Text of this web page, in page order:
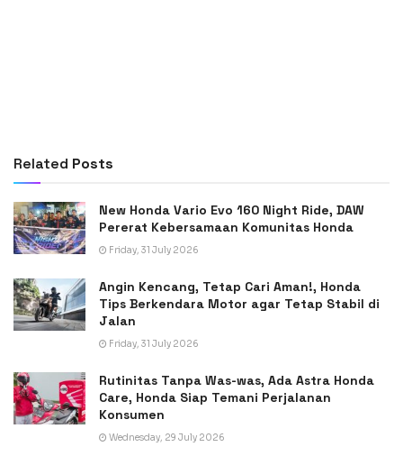
Related Posts
New Honda Vario Evo 160 Night Ride, DAW
Pererat Kebersamaan Komunitas Honda
Friday, 31 July 2026
Angin Kencang, Tetap Cari Aman!, Honda
Tips Berkendara Motor agar Tetap Stabil di
Jalan
Friday, 31 July 2026
Rutinitas Tanpa Was-was, Ada Astra Honda
Care, Honda Siap Temani Perjalanan
Konsumen
Wednesday, 29 July 2026